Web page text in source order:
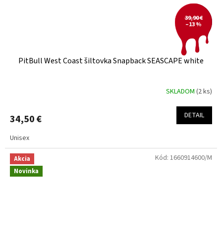
39,90 €
–13 %
PitBull West Coast šiltovka Snapback SEASCAPE white
SKLADOM (2 ks)
34,50 € DETAIL
Unisex
Akcia
Novinka
Kód: 1660914600/M